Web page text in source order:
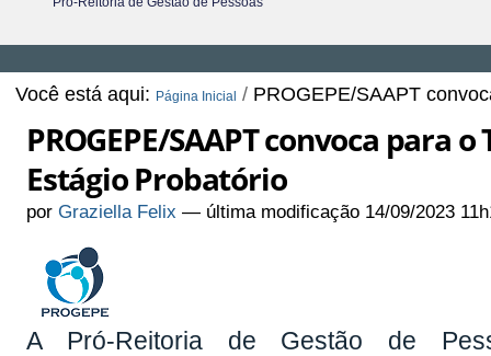
Você está aqui: Página Inicial / PROGEPE/SAAPT
PROGEPE/SAAPT convoca para
Estágio Probatório
porGraziella Felix — última modificação 14/09/2023
A Pró-Reitoria de Gestão de